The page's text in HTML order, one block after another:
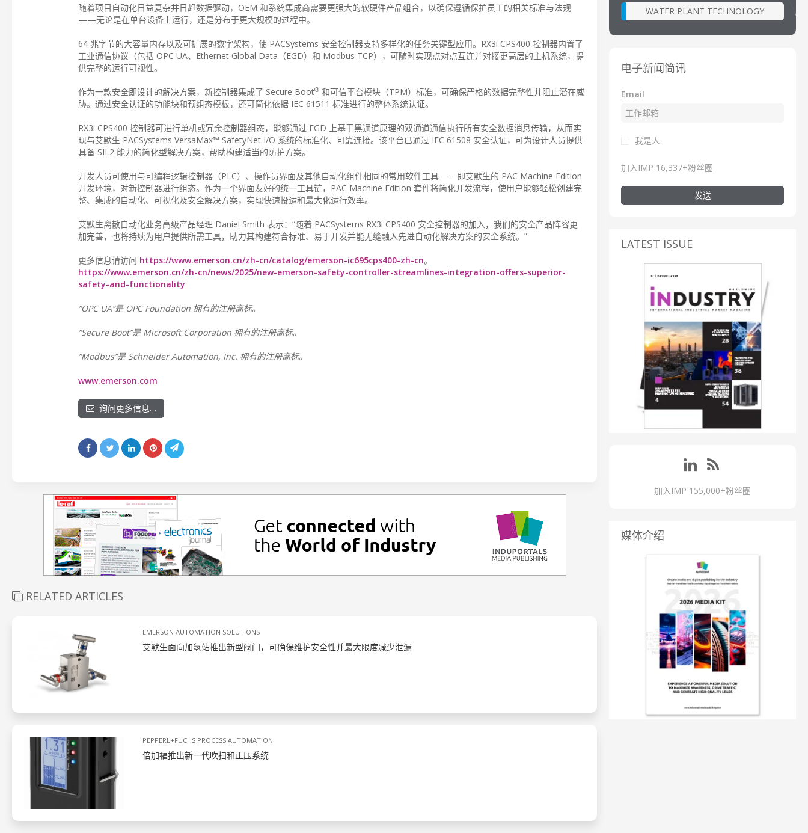
随着项目自动化日益复杂并日趋数据驱动，OEM 和系统集成商需要更强大的软硬件产品组合，以确保遵循保护员工的相关标准与法规
——无论是在单台设备上运行，还是分布于更大规模的过程中。
64 兆字节的大容量内存以及可扩展的数字架构，使 PACSystems 安全控制器支持多样化的任务关键型应用。RX3i CPS400 控制器内置了
工业通信协议（包括 OPC UA、Ethernet Global Data（EGD）和 Modbus TCP），可随时实现点对点互连并对接更高层的主机系统，提
供完整的运行可视性。
作为一款安全即设计的解决方案，新控制器集成了 Secure Boot® 和可信平台模块（TPM）标准，可确保严格的数据完整性并阻止潜在威
胁。通过安全认证的功能块和预组态模板，还可简化依据 IEC 61511 标准进行的整体系统认证。
RX3i CPS400 控制器可进行单机或冗余控制器组态，能够通过 EGD 上基于黑通道原理的双通道通信执行所有安全数据消息传输，从而实
现与艾默生 PACSystems VersaMax™ SafetyNet I/O 系统的标准化、可靠连接。该平台已通过 IEC 61508 安全认证，可为设计人员提供
具备 SIL2 能力的简化型解决方案，帮助构建适当的防护方案。
开发人员可使用与可编程逻辑控制器（PLC）、操作员界面及其他自动化组件相同的常用软件工具——即艾默生的 PAC Machine Edition
开发环境，对新控制器进行组态。作为一个界面友好的统一工具链，PAC Machine Edition 套件将简化开发流程，使用户能够轻松创建完
整、集成的自动化、可视化及安全解决方案，实现快速投运和最大化运行效率。
艾默生离散自动化业务高级产品经理 Daniel Smith 表示：“随着 PACSystems RX3i CPS400 安全控制器的加入，我们的安全产品阵容更
加完善，也将持续为用户提供所需工具，助力其构建符合标准、易于开发并能无缝融入先进自动化解决方案的安全系统。”
更多信息请访问 https://www.emerson.cn/zh-cn/catalog/emerson-ic695cps400-zh-cn。
https://www.emerson.cn/zh-cn/news/2025/new-emerson-safety-controller-streamlines-integration-offers-superior-
safety-and-functionality
“OPC UA”是 OPC Foundation 拥有的注册商标。
“Secure Boot”是 Microsoft Corporation 拥有的注册商标。
“Modbus”是 Schneider Automation, Inc. 拥有的注册商标。
www.emerson.com
询问更多信息…
RELATED ARTICLES
EMERSON AUTOMATION SOLUTIONS
艾默生面向加氢站推出新型阀门，可确保维护安全性并最大限度减少泄漏
PEPPERL+FUCHS PROCESS AUTOMATION
倍加福推出新一代吹扫和正压系统
WATER PLANT TECHNOLOGY
电子新闻简讯
Email
我是人.
加入IMP 16,337+粉丝圈
发送
LATEST ISSUE
加入IMP 155,000+粉丝圈
媒体介绍